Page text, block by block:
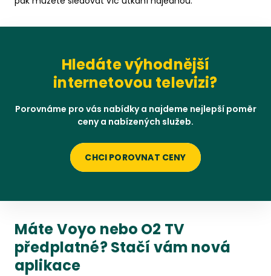
Hledáte výhodnější
internetovou televizi?
Porovnáme pro vás nabídky a najdeme nejlepší poměr
ceny a nabízených služeb.
CHCI POROVNAT CENY
Máte Voyo nebo O2 TV
předplatné? Stačí vám nová
aplikace